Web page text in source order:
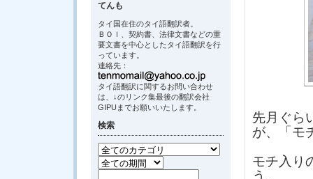
先月ぐら
が、「モ
モチ入り
う。
てんも
タイ国在住のタイ語翻訳者。
ＢＯＩ、契約書、法律文書などの重
要文書を中心としたタイ語翻訳を行
っています。
連絡先：
タイ語翻訳に関するお問い合わせ
は、↓のリンク集最後の翻訳会社
GIPUまでお願いいたします。
検索